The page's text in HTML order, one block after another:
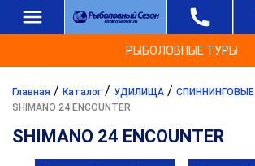
РЫБОЛОВНЫЕ ТУРЫ
Главная / Каталог / УДИЛИЩА / СПИННИНГОВЫЕ
SHIMANO 24 ENCOUNTER
SHIMANO 24 ENCOUNTER